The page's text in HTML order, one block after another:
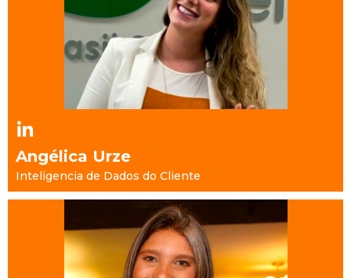
Angélica Urze
Inteligencia de Dados do Cliente